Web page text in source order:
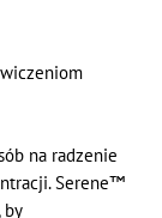
na radzenie
Serene™
by